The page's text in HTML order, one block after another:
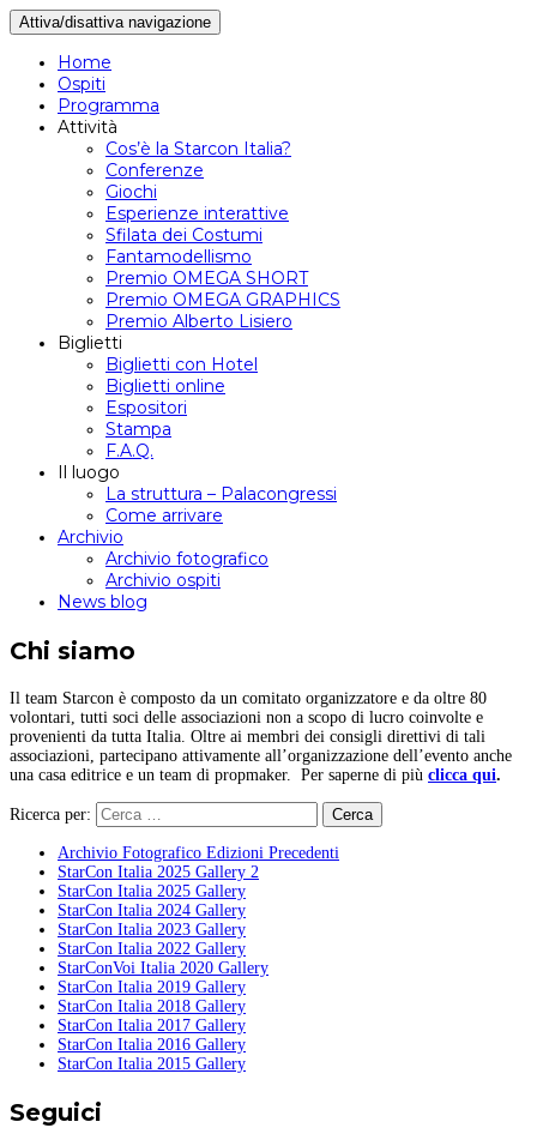
Attiva/disattiva navigazione
Home
Ospiti
Programma
Attività
Cos’è la Starcon Italia?
Conferenze
Giochi
Esperienze interattive
Sfilata dei Costumi
Fantamodellismo
Premio OMEGA SHORT
Premio OMEGA GRAPHICS
Premio Alberto Lisiero
Biglietti
Biglietti con Hotel
Biglietti online
Espositori
Stampa
F.A.Q.
Il luogo
La struttura – Palacongressi
Come arrivare
Archivio
Archivio fotografico
Archivio ospiti
News blog
Chi siamo
Il team Starcon è composto da un comitato organizzatore e da oltre 80
volontari, tutti soci delle associazioni non a scopo di lucro coinvolte e
provenienti da tutta Italia. Oltre ai membri dei consigli direttivi di tali
associazioni, partecipano attivamente all’organizzazione dell’evento anche
una casa editrice e un team di propmaker. Per saperne di più clicca qui.
Ricerca per:
Archivio Fotografico Edizioni Precedenti
StarCon Italia 2025 Gallery 2
StarCon Italia 2025 Gallery
StarCon Italia 2024 Gallery
StarCon Italia 2023 Gallery
StarCon Italia 2022 Gallery
StarConVoi Italia 2020 Gallery
StarCon Italia 2019 Gallery
StarCon Italia 2018 Gallery
StarCon Italia 2017 Gallery
StarCon Italia 2016 Gallery
StarCon Italia 2015 Gallery
Seguici